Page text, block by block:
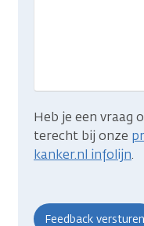
Heb je een vraag
terecht bij onze
kanker.nl infolijn.